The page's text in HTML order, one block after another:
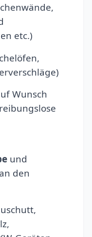
etc.)
Wunsch
und
den